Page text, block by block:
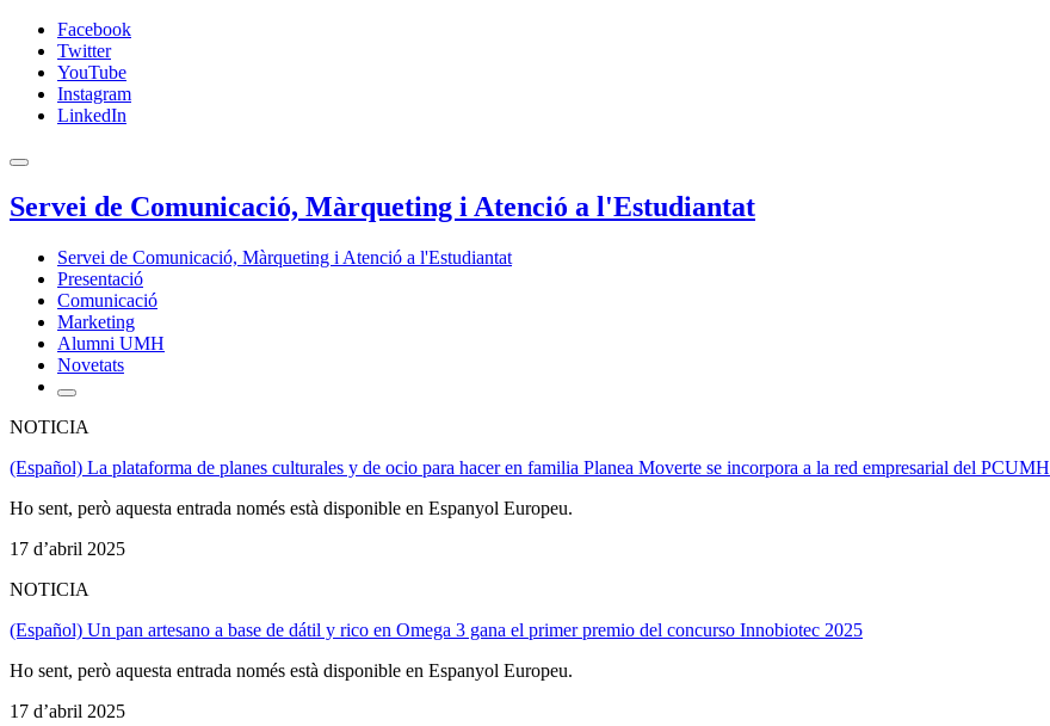
Facebook
Twitter
YouTube
Instagram
LinkedIn
Servei de Comunicació, Màrqueting i Atenció a l'Estudiantat
Servei de Comunicació, Màrqueting i Atenció a l'Estudiantat
Presentació
Comunicació
Marketing
Alumni UMH
Novetats
NOTICIA
(Español) La plataforma de planes culturales y de ocio para hacer en familia Planea Moverte se incorpora a la red empresarial del PCUMH
Ho sent, però aquesta entrada només està disponible en Espanyol Europeu.
17 d’abril 2025
NOTICIA
(Español) Un pan artesano a base de dátil y rico en Omega 3 gana el primer premio del concurso Innobiotec 2025
Ho sent, però aquesta entrada només està disponible en Espanyol Europeu.
17 d’abril 2025